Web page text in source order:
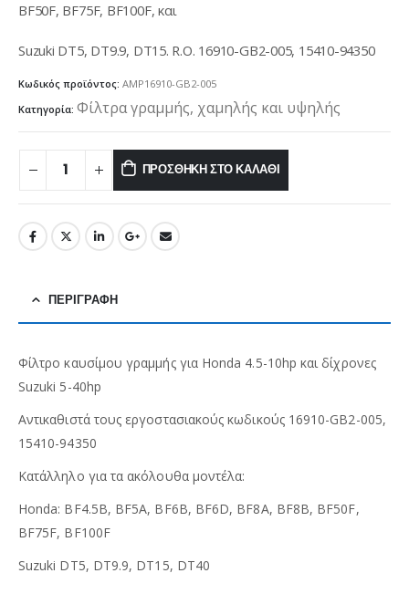
BF50F, BF75F, BF100F, και
Suzuki DT5, DT9.9, DT15. R.O. 16910-GB2-005, 15410-94350
Κωδικός προϊόντος: AMP16910-GB2-005
Κατηγορία: Φίλτρα γραμμής, χαμηλής και υψηλής
ΠΡΟΣΘΉΚΗ ΣΤΟ ΚΑΛΆΘΙ
ΠΕΡΙΓΡΑΦΉ
Φίλτρο καυσίμου γραμμής για Honda 4.5-10hp και δίχρονες
Suzuki 5-40hp
Αντικαθιστά τους εργοστασιακούς κωδικούς 16910-GB2-005,
15410-94350
Κατάλληλο για τα ακόλουθα μοντέλα:
Honda: BF4.5B, BF5A, BF6B, BF6D, BF8A, BF8B, BF50F,
BF75F, BF100F
Suzuki DT5, DT9.9, DT15, DT40